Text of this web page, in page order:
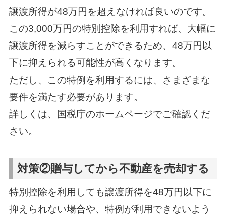
譲渡所得が48万円を超えなければ良いのです。
この3,000万円の特別控除を利用すれば、大幅に
譲渡所得を減らすことができるため、48万円以
下に抑えられる可能性が高くなります。
ただし、この特例を利用するには、さまざまな
要件を満たす必要があります。
詳しくは、国税庁のホームページでご確認くだ
さい。
対策②贈与してから不動産を売却する
特別控除を利用しても譲渡所得を48万円以下に
抑えられない場合や、特例が利用できないよう